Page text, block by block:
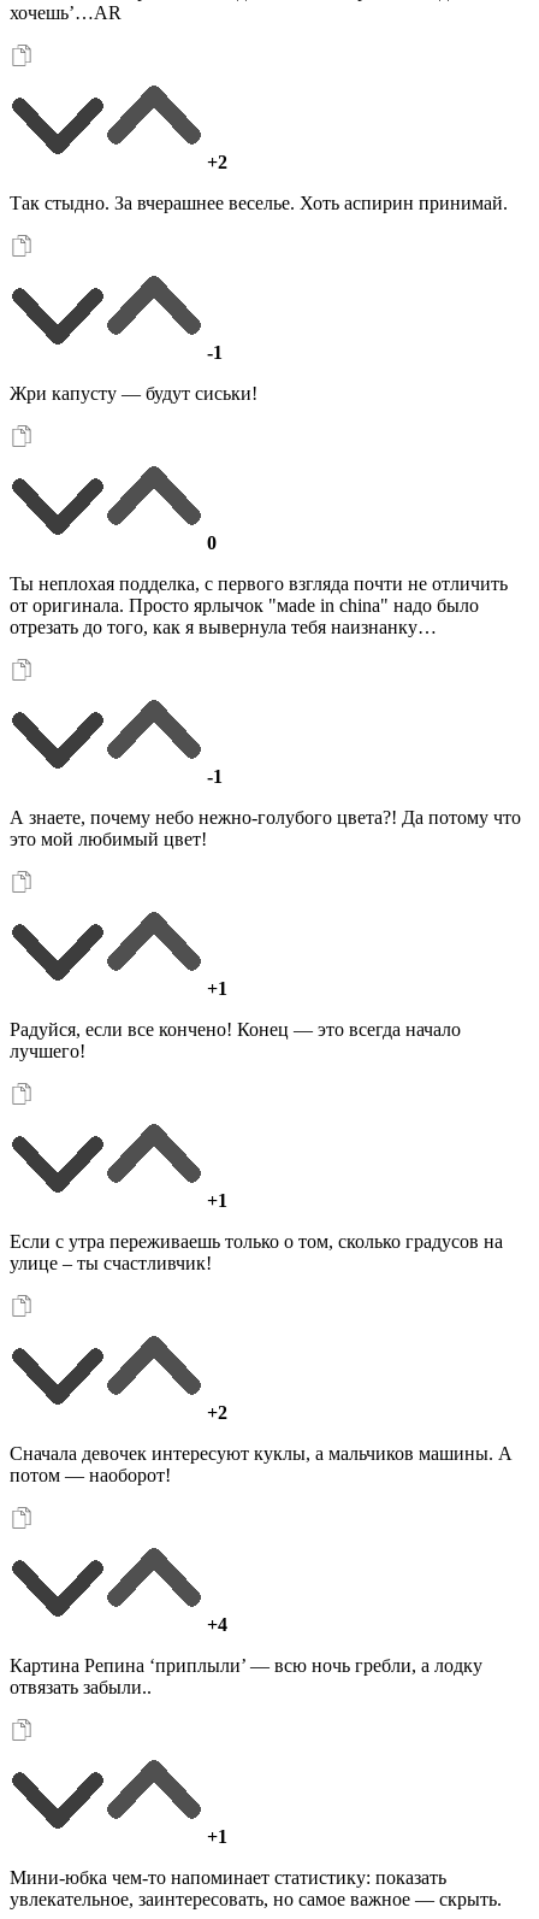
хочешь’…AR
+2
Так стыдно. За вчерашнее веселье. Хоть аспирин принимай.
-1
Жри капусту — будут сиськи!
0
Ты неплохая подделка, с первого взгляда почти не отличить
от оригинала. Просто ярлычок "мade in china" надо было
отрезать до того, как я вывернула тебя наизнанку…
-1
А знаете, почему небо нежно-голубого цвета?! Да потому что
это мой любимый цвет!
+1
Радуйся, если все кончено! Конец — это всегда начало
лучшего!
+1
Если с утра переживаешь только о том, сколько градусов на
улице – ты счастливчик!
+2
Сначала девочек интересуют куклы, а мальчиков машины. А
потом — наоборот!
+4
Картина Репина ‘приплыли’ — всю ночь гребли, а лодку
отвязать забыли..
+1
Мини-юбка чем-то напоминает статистику: показать
увлекательное, заинтересовать, но самое важное — скрыть.